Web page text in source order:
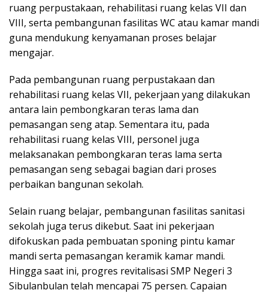
ruang perpustakaan, rehabilitasi ruang kelas VII dan
VIII, serta pembangunan fasilitas WC atau kamar mandi
guna mendukung kenyamanan proses belajar
mengajar.
Pada pembangunan ruang perpustakaan dan
rehabilitasi ruang kelas VII, pekerjaan yang dilakukan
antara lain pembongkaran teras lama dan
pemasangan seng atap. Sementara itu, pada
rehabilitasi ruang kelas VIII, personel juga
melaksanakan pembongkaran teras lama serta
pemasangan seng sebagai bagian dari proses
perbaikan bangunan sekolah.
Selain ruang belajar, pembangunan fasilitas sanitasi
sekolah juga terus dikebut. Saat ini pekerjaan
difokuskan pada pembuatan sponing pintu kamar
mandi serta pemasangan keramik kamar mandi.
Hingga saat ini, progres revitalisasi SMP Negeri 3
Sibulanbulan telah mencapai 75 persen. Capaian